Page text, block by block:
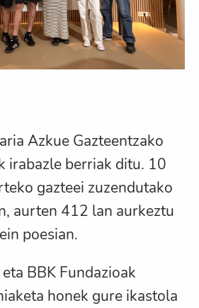
Azkue Gazteentzako
irabazle berriak ditu. 10
gazteei zuzendutako
aurten 412 lan aurkeztu
poesian.
BBK Fundazioak
honek gure ikastola